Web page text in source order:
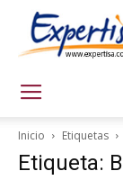
Inicio Etiquetas
Etiqueta: